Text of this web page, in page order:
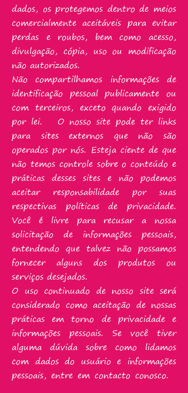
dados, os protegemos dentro de meios
comercialmente aceitáveis ​​para evitar
perdas e roubos, bem como acesso,
divulgação, cópia, uso ou modificação
não autorizados.
Não compartilhamos informações de
identificação pessoal publicamente ou
com terceiros, exceto quando exigido
por lei. O nosso site pode ter links
para sites externos que não são
operados por nós. Esteja ciente de que
não temos controle sobre o conteúdo e
práticas desses sites e não podemos
aceitar responsabilidade por suas
respectivas políticas de privacidade.
Você é livre para recusar a nossa
solicitação de informações pessoais,
entendendo que talvez não possamos
fornecer alguns dos produtos ou
serviços desejados.
O uso continuado de nosso site será
considerado como aceitação de nossas
práticas em torno de privacidade e
informações pessoais. Se você tiver
alguma dúvida sobre como lidamos
com dados do usuário e informações
pessoais, entre em contacto conosco.